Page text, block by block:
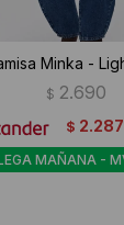
Minka -
$ 2.690
$ 2.287
MAÑANA -